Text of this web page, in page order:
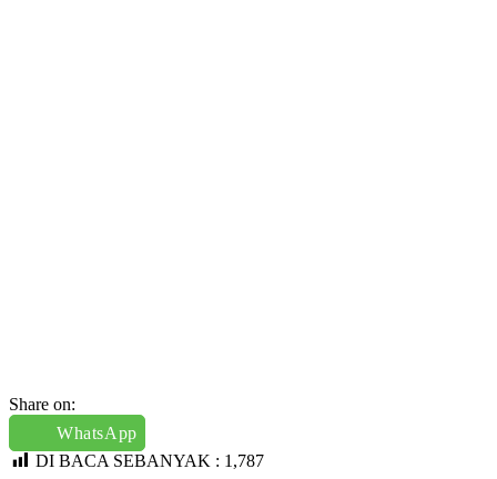
Share on:
WhatsApp
DI BACA SEBANYAK : 1,787